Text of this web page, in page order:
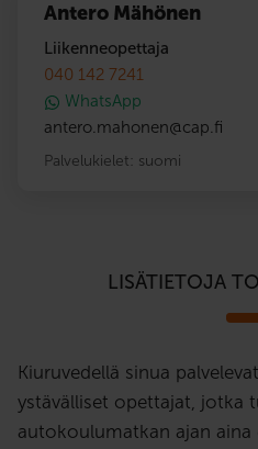
Antero Mähönen
Liikenneopettaja
040 142 7241
WhatsApp
antero.mahonen@cap.fi
Palvelukielet: suomi
LISÄTIETOJA
Kiuruvedellä sinua
ystävälliset opettajat, jotka
autokoulumatkan ajan aina